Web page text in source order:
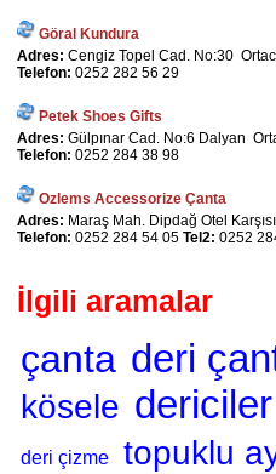
Göral Kundura
Adres: Cengiz Topel Cad. No:30
Telefon: 0252 282 56 29
Petek Shoes Gifts
Adres: Gülpınar Cad. No:6 Dalyan
Telefon: 0252 284 38 98
Ozlems Accessorize Çanta
Adres: Maraş Mah. Dipdağ Otel
Telefon: 0252 284 54 05 Tel2: 0252
İlgili aramalar
çanta deri
kösele dericiler
deri çizme topuklu